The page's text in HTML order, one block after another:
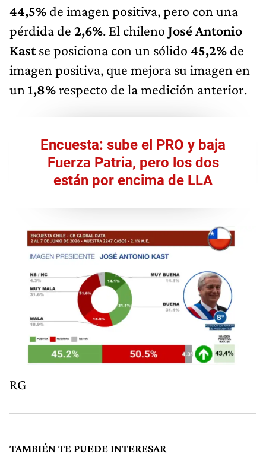
44,5% de imagen positiva, pero con una
pérdida de 2,6%. El chileno José Antonio
Kastse posiciona con un sólido 45,2% de
imagen positiva, que mejora su imagen en
un 1,8%respecto de la medición anterior.
Encuesta: sube el PRO y baja
Fuerza Patria, pero los dos
están por encima de LLA
RG
TAMBIÉN TE PUEDE INTERESAR